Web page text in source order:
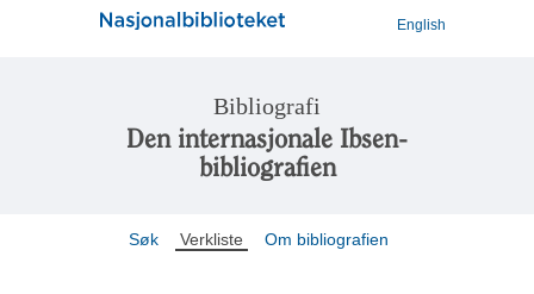
English
Bibliografi
Den internasjonale Ibsen-
bibliografien
Søk Verkliste Om bibliografien